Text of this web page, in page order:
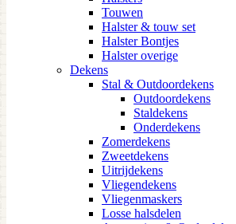
Touwen
Halster & touw set
Halster Bontjes
Halster overige
Dekens
Stal & Outdoordekens
Outdoordekens
Staldekens
Onderdekens
Zomerdekens
Zweetdekens
Uitrijdekens
Vliegendekens
Vliegenmaskers
Losse halsdelen